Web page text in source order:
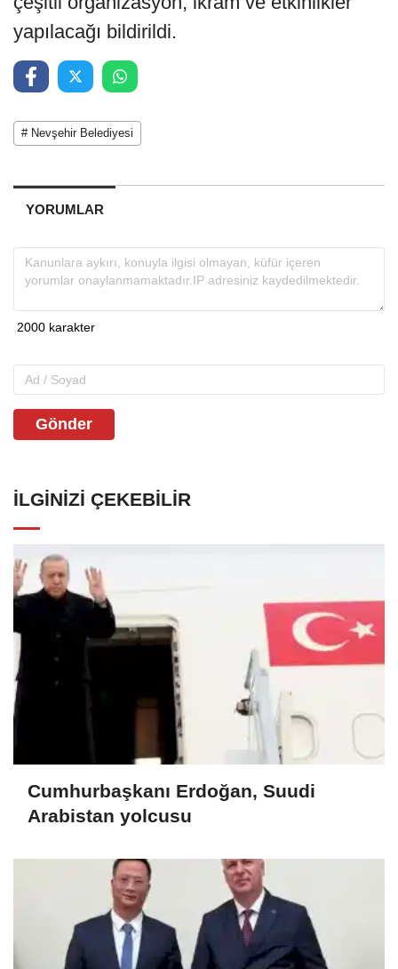
yapılacağı bildirildi.
# Nevşehir Belediyesi
YORUMLAR
Gönder
İLGINIZI ÇEKEBILIR
Cumhurbaşkanı Erdoğan, Suudi
Arabistan yolcusu